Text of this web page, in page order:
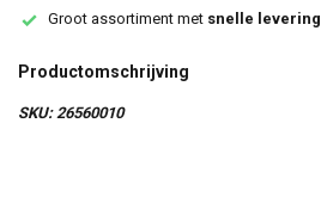
Groot assortiment met snelle levering
Productomschrijving
SKU: 26560010